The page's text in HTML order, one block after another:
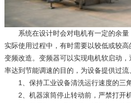
系统在设计时会对电机有一定的余量
实际使用过程中，有时需要以较低或较
变频改造。变频器可以实现电机软启动
率达到节能调速的目的，为设备提供过流
1、保持工业设备清洗运行速度的三角
2、机器滚筒停止转动前，严禁打开机